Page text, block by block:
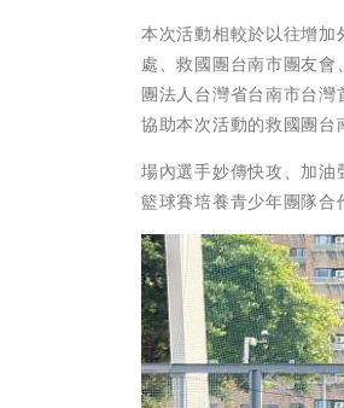
本次活動相較於以往增
處、救國團台南市團友
團法人台灣省台南市台
協助本次活動的救國團台
場內選手妙傳快攻、加
籃球賽培養青少年團隊合